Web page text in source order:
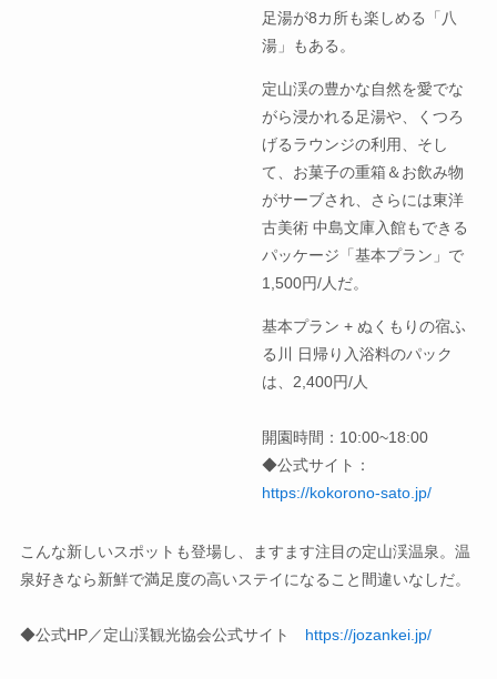
足湯が8カ所も楽しめる「八
湯」もある。
定山渓の豊かな自然を愛でな
がら浸かれる足湯や、くつろ
げるラウンジの利用、そし
て、お菓子の重箱＆お飲み物
がサーブされ、さらには東洋
古美術 中島文庫入館もできる
パッケージ「基本プラン」で
1,500円/人だ。
基本プラン + ぬくもりの宿ふ
る川 日帰り入浴料のパック
は、2,400円/人
開園時間：10:00~18:00
◆公式サイト：
https://kokorono-sato.jp/
こんな新しいスポットも登場し、ますます注目の定山渓温泉。温
泉好きなら新鮮で満足度の高いステイになること間違いなしだ。
◆公式HP／定山渓観光協会公式サイト https://jozankei.jp/